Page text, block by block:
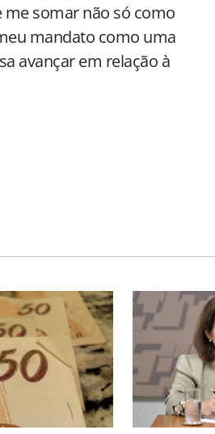
me somar não só como
mandato como uma
avançar em relação à